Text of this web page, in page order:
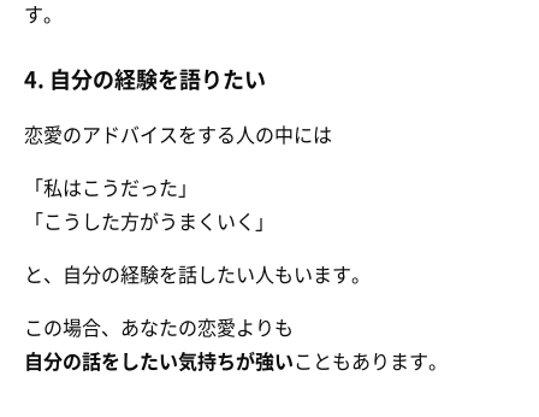
す。
4. 自分の経験を語りたい
恋愛のアドバイスをする人の中には
「私はこうだった」
「こうした方がうまくいく」
と、自分の経験を話したい人もいます。
この場合、あなたの恋愛よりも
自分の話をしたい気持ちが強いこともあります。